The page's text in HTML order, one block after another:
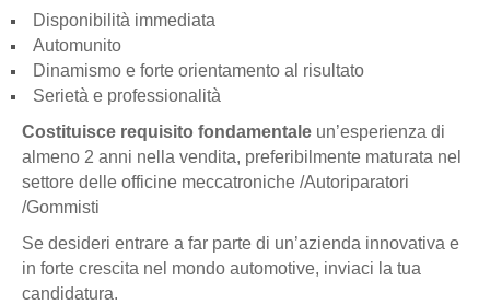
Disponibilità immediata
Automunito
Dinamismo e forte orientamento al risultato
Serietà e professionalità
Costituisce requisito fondamentale un’esperienza di
almeno 2 anni nella vendita, preferibilmente maturata nel
settore delle officine meccatroniche /Autoriparatori
/Gommisti
Se desideri entrare a far parte di un’azienda innovativa e
in forte crescita nel mondo automotive, inviaci la tua
candidatura.